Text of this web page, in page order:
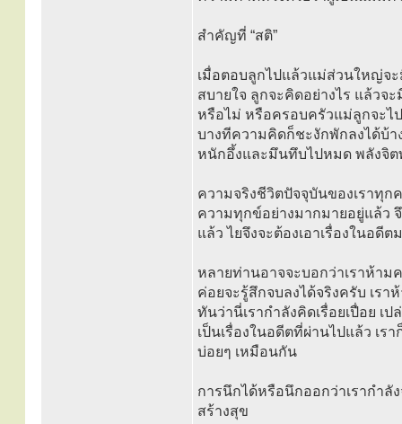
สำคัญที่ “สติ”
เมื่อตอบลูกไปแล้วแม่ส่วนใหญ่จ
สบายใจ ลูกจะคิดอย่างไร แล้ว
หรือไม่ หรือครอบครัวแม่ลูกจะไ
บางทีความคิดก็ชะงักพักลงได้บ้
หนักอึ้งและมึนทึบไปหมด พลังจิต
ความจริงชีวิตปัจจุบันของเราทุ
ความทุกข์อย่างมากมายอยู่แล้ว
แล้ว ไยจึงจะต้องเอาเรื่องในอ
หลายท่านอาจจะบอกว่าเราห้าม
ค่อยจะรู้สึกจบลงได้จริงครับ เร
ทันว่านี่เรากำลังคิดเรื่อยเปื่อย เ
เป็นเรื่องในอดีตที่ผ่านไปแล้ว เ
บ่อยๆ เหมือนกัน
การนึกได้หรือนึกออกว่าเรากำลัง
สร้างสุข